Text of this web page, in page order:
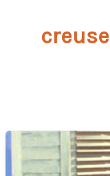
creuse